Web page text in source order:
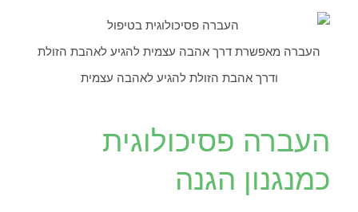
העברה מאפשרת דרך אהבה עצמית להגיע לאהבת הזולת
ודרך אהבת הזולת להגיע לאהבה עצמית
העברה פסיכולוגית
כמנגנון הגנה